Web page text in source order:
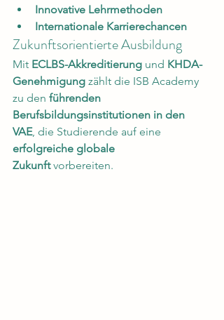
Innovative Lehrmethoden
Internationale Karrierechancen
Zukunftsorientierte Ausbildung
Mit ECLBS-Akkreditierung und KHDA-
Genehmigung zählt die ISB Academy
zu den führenden
Berufsbildungsinstitutionen in den
VAE, die Studierende auf eine
erfolgreiche globale
Zukunft vorbereiten.